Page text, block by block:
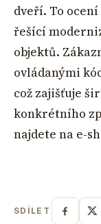
dveří. To
řešící
objektů.
ovládanými
což zajišťuje
konkrétního
najdete na e-
SDÍLET